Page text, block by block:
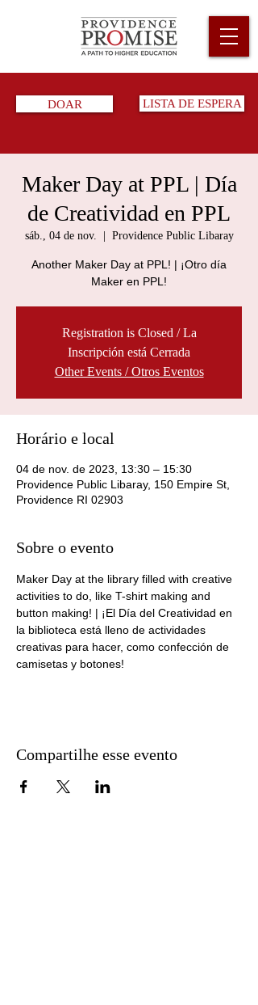
DOAR LISTA DE ESPERA
Maker Day at PPL | Día
de Creatividad en PPL
sáb., 04 de nov. Providence Public Libaray
Another Maker Day at PPL! | ¡Otro día
Maker en PPL!
Registration is Closed / La
Inscripción está Cerrada
Other Events / Otros Eventos
Horário e local
04 de nov. de 2023, 13:30 – 15:30
Providence Public Libaray, 150 Empire St,
Providence RI 02903
Sobre o evento
Maker Day at the library filled with creative
activities to do, like T-shirt making and
button making! | ¡El Día del Creatividad en
la biblioteca está lleno de actividades
creativas para hacer, como confección de
camisetas y botones!
Compartilhe esse evento